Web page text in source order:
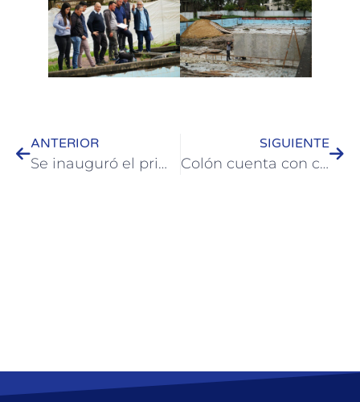
ANTERIOR
Se inauguró el primer tramo del nuevo alumbrado LED en barrio norte de Colón
SIGUIENTE
Colón cuenta con cámaras lectoras de patentes en los tres accesos a la Ciudad